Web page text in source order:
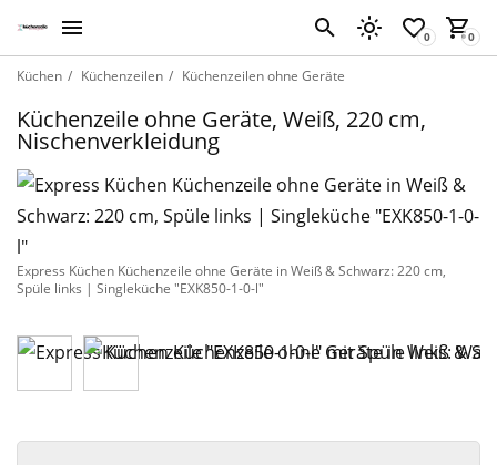
Küchen Küchenzeilen Küchenzeilen ohne Geräte
Küchenzeile ohne Geräte, Weiß, 220 cm,
Nischenverkleidung
Express Küchen Küchenzeile ohne Geräte in Weiß & Schwarz: 220 cm,
Spüle links | Singleküche "EXK850-1-0-l"